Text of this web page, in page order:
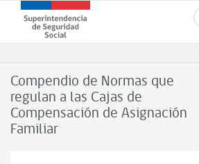
contenido
Superintendencia
de
(SUSESO)
-
Gobierno
de
Chile
Compendio de Normas que
regulan a las Cajas de
Compensación de Asignación
Familiar